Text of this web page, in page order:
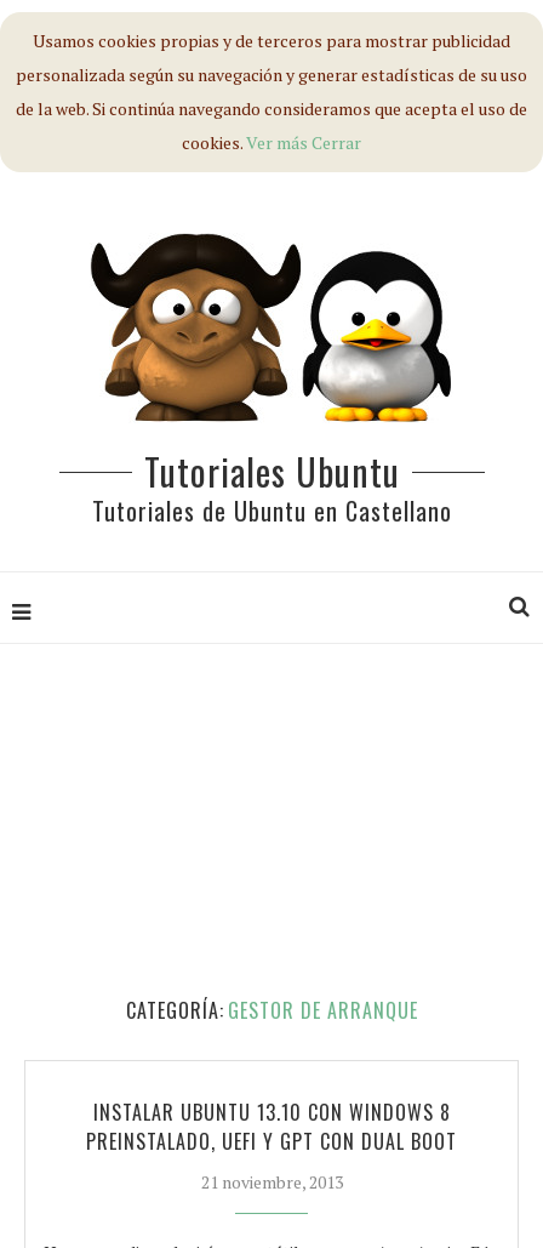
Usamos cookies propias y de terceros para mostrar publicidad
personalizada según su navegación y generar estadísticas de su uso
de la web. Si continúa navegando consideramos que acepta el uso de
cookies.Ver más Cerrar
Tutoriales Ubuntu
Tutoriales de Ubuntu en Castellano
CATEGORÍA: GESTOR DE ARRANQUE
INSTALAR UBUNTU 13.10 CON WINDOWS 8
PREINSTALADO, UEFI Y GPT CON DUAL BOOT
21 noviembre, 2013